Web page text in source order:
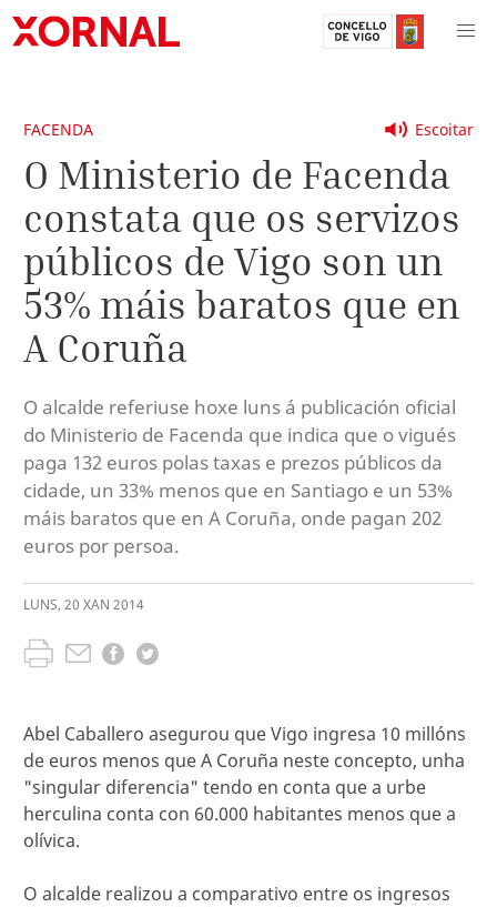
Escoitar
FACENDA
O Ministerio de Facenda
constata que os servizos
públicos de Vigo son un
53% máis baratos que en
A Coruña
O alcalde referiuse hoxe luns á publicación oficial
do Ministerio de Facenda que indica que o vigués
paga 132 euros polas taxas e prezos públicos da
cidade, un 33% menos que en Santiago e un 53%
máis baratos que en A Coruña, onde pagan 202
euros por persoa.
LUNS, 20 XAN 2014
Abel Caballero asegurou que Vigo ingresa 10 millóns
de euros menos que A Coruña neste concepto, unha
"singular diferencia" tendo en conta que a urbe
herculina conta con 60.000 habitantes menos que a
olívica.
O alcalde realizou a comparativo entre os ingresos